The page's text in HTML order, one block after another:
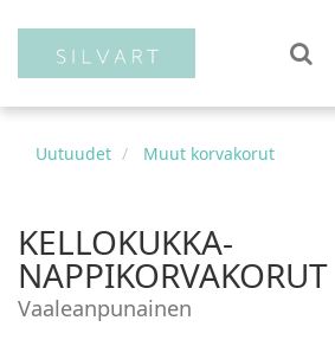
Uutuudet Muut korvakorut
KELLOKUKKA-
NAPPIKORVAKORUT
Vaaleanpunainen